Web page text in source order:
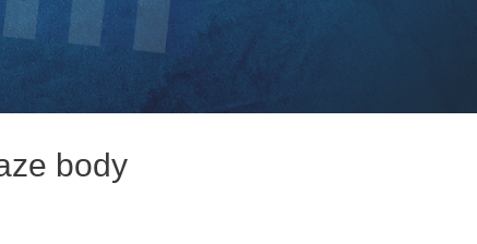
body